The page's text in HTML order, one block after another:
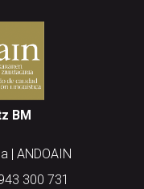
BM
| ANDOAIN
300 731